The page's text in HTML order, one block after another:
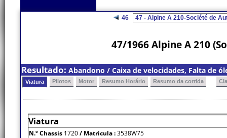
46
47/1966 Alpine A 210
Resultado: Abandono / Caixa de velocidades, Falta de
Viatura Pilotos Motor Resumo Horário Resumo da corrida
Viatura
N.º Chassis 1720/ Matricula :3538W75